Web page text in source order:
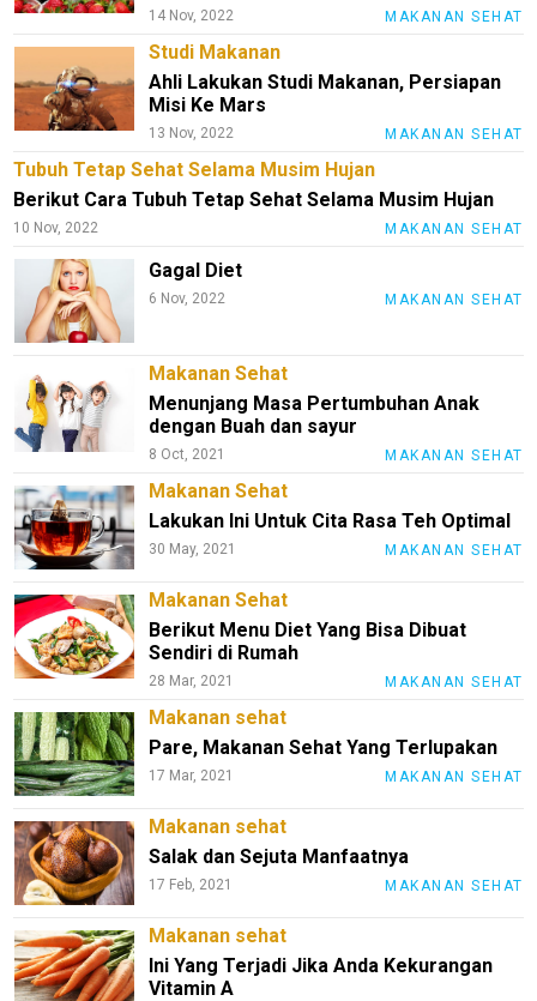
14 Nov, 2022 MAKANAN SEHAT
Studi Makanan
Ahli Lakukan Studi Makanan, Persiapan
Misi Ke Mars
13 Nov, 2022 MAKANAN SEHAT
Tubuh Tetap Sehat Selama Musim Hujan
Berikut Cara Tubuh Tetap Sehat Selama Musim Hujan
10 Nov, 2022 MAKANAN SEHAT
Gagal Diet
6 Nov, 2022 MAKANAN SEHAT
Makanan Sehat
Menunjang Masa Pertumbuhan Anak
dengan Buah dan sayur
8 Oct, 2021 MAKANAN SEHAT
Makanan Sehat
Lakukan Ini Untuk Cita Rasa Teh Optimal
30 May, 2021 MAKANAN SEHAT
Makanan Sehat
Berikut Menu Diet Yang Bisa Dibuat
Sendiri di Rumah
28 Mar, 2021 MAKANAN SEHAT
Makanan sehat
Pare, Makanan Sehat Yang Terlupakan
17 Mar, 2021 MAKANAN SEHAT
Makanan sehat
Salak dan Sejuta Manfaatnya
17 Feb, 2021 MAKANAN SEHAT
Makanan sehat
Ini Yang Terjadi Jika Anda Kekurangan
Vitamin A
M
Home
Herbal
Gaya
hidup
Herbal
Kesehatan
Lingkungan
Makanan
Sehat
W